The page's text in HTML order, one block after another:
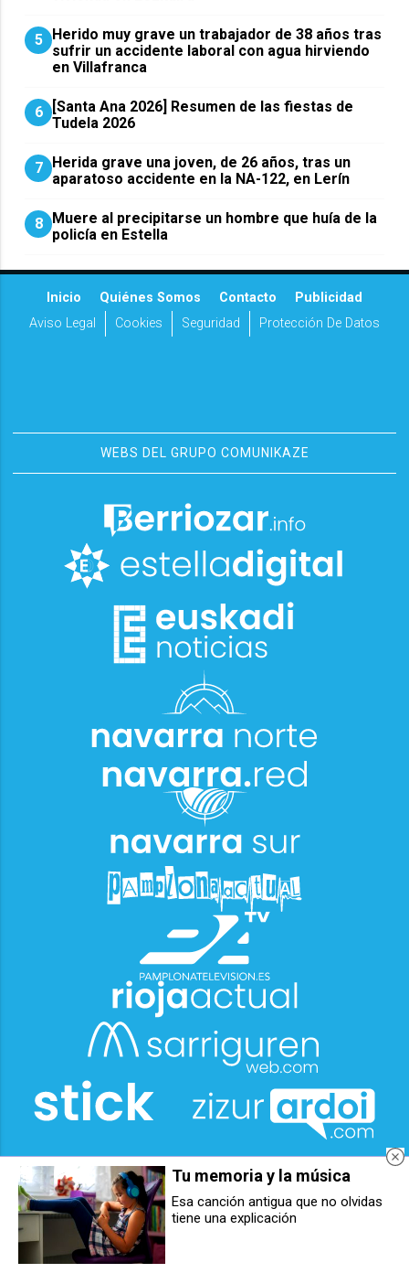
5
Herido muy grave un trabajador de 38 años tras
sufrir un accidente laboral con agua hirviendo
en Villafranca
6
[Santa Ana 2026] Resumen de las fiestas de
Tudela 2026
7
Herida grave una joven, de 26 años, tras un
aparatoso accidente en la NA-122, en Lerín
8
Muere al precipitarse un hombre que huía de la
policía en Estella
Inicio Quiénes Somos Contacto
Publicidad
Aviso Legal
Cookies Seguridad Protección De Datos
WEBS DEL GRUPO COMUNIKAZE
Luz verde a la planta de baterías
de Orkoien impulsada por Ríos
Renovables
Orkoien arranca sus fiestas con
Tu memoria y la música
Esa canción antigua que no olvidas
tiene una explicación